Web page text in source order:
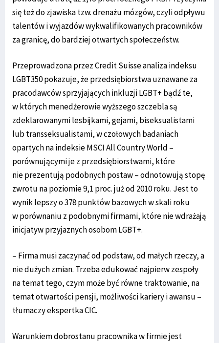
się też do zjawiska tzw. drenażu mózgów, czyli odpływu
talentów i wyjazdów wykwalifikowanych pracowników
za granicę, do bardziej otwartych społeczeństw.
Przeprowadzona przez Credit Suisse analiza indeksu
LGBT350 pokazuje, że przedsiębiorstwa uznawane za
pracodawców sprzyjających inkluzji LGBT+ bądź te,
w których menedżerowie wyższego szczebla są
zdeklarowanymi lesbijkami, gejami, biseksualistami
lub transseksualistami, w czołowych badaniach
opartych na indeksie MSCI All Country World –
porównującymi je z przedsiębiorstwami, które
nie prezentują podobnych postaw – odnotowują stopę
zwrotu na poziomie 9,1 proc. już od 2010 roku. Jest to
wynik lepszy o 378 punktów bazowych w skali roku
w porównaniu z podobnymi firmami, które nie wdrażają
inicjatyw przyjaznych osobom LGBT+.
– Firma musi zaczynać od podstaw, od małych rzeczy, a
nie dużych zmian. Trzeba edukować najpierw zespoły
na temat tego, czym może być równe traktowanie, na
temat otwartości pensji, możliwości kariery i awansu –
tłumaczy ekspertka CIC.
Warunkiem dobrostanu pracownika w firmie jest